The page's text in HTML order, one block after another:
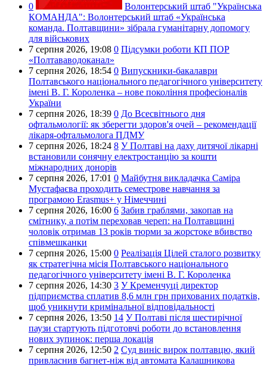
0
Волонтерський штаб "Українська
КОМАНДА": Волонтерський штаб «Українська
команда. Полтавщини» зібрала гуманітарну допомогу
для військових
7 серпня 2026, 19:08 0 Підсумки роботи КП ПОР
«Полтававодоканал»
7 серпня 2026, 18:54 0 Випускники-бакалаври
Полтавського національного педагогічного університету
імені В. Г. Короленка – нове покоління професіоналів
України
7 серпня 2026, 18:39 0 До Всесвітнього дня
офтальмології: як зберегти здоров'я очей – рекомендації
лікаря-офтальмолога ПДМУ
7 серпня 2026, 18:24 8 У Полтаві на даху дитячої лікарні
встановили сонячну електростанцію за кошти
міжнародних донорів
7 серпня 2026, 17:01 0 Майбутня викладачка Саміра
Мустафаєва проходить семестрове навчання за
програмою Erasmus+ у Німеччині
7 серпня 2026, 16:00 6 Забив граблями, закопав на
смітнику, а потім переховав череп: на Полтавщині
чоловік отримав 13 років тюрми за жорстоке вбивство
співмешканки
7 серпня 2026, 15:00 0 Реалізація Цілей сталого розвитку
як стратегічна місія Полтавського національного
педагогічного університету імені В. Г. Короленка
7 серпня 2026, 14:30 3 У Кременчуці директор
підприємства сплатив 8,6 млн грн прихованих податків,
щоб уникнути кримінальної відповідальності
7 серпня 2026, 13:50 14 У Полтаві після шестирічної
паузи стартують підготовчі роботи до встановлення
нових зупинок: перша локація
7 серпня 2026, 12:50 2 Суд виніс вирок полтавцю, який
привласнив багнет-ніж від автомата Калашникова